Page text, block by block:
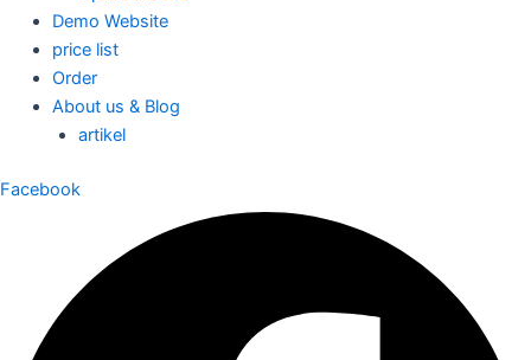
Demo Website
price list
Order
About us & Blog
artikel
Facebook